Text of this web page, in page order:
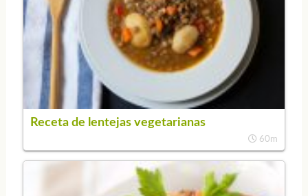
Receta de lentejas vegetarianas
60m